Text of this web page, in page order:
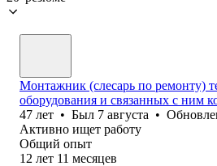
Монтажник (слесарь по ремонту)
оборудования и связанных с ним
47 лет • Был 7 августа •
Активно ищет работу
Общий опыт
12 лет 11 месяцев